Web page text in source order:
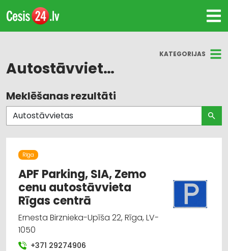
KATEGORIJAS
Autostāvvietas
Visas nozares
Auto evakuācija, tehniskā palīdzība uz ceļa
Autostāvvietas
Autotransports
Auto piekabes un treileri, kemperi
Auto remonts, apkope
Meklēšanas rezultāti
Rīga
APF Parking, SIA, Zemo
cenu autostāvvieta
Rīgas centrā
Ernesta Birznieka-Upīša 22, Rīga, LV-
1050
+371 29274906